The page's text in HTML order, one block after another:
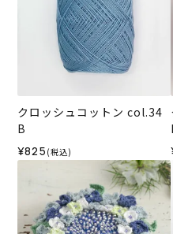
クロッシュコットン col.34
B
¥825 (税込)